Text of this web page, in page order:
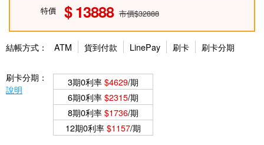
特價 13888 市價$32888
結帳方式： ATM 貨到付款 LinePay 刷卡 刷卡分期
刷卡分期：
說明
3期0利率$4629/期
6期0利率$2315/期
8期0利率$1736/期
12期0利率$1157/期